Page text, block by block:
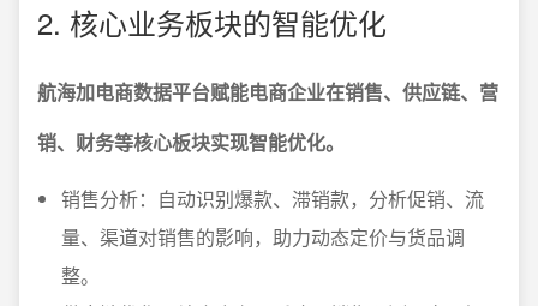
2. 核心业务板块的智能优化
航海加电商数据平台赋能电商企业在销售、供应链、营
销、财务等核心板块实现智能优化。
销售分析：自动识别爆款、滞销款，分析促销、流
量、渠道对销售的影响，助力动态定价与货品调
整。